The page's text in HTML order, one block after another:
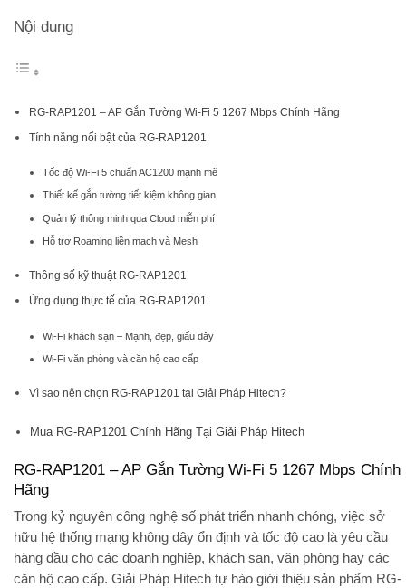
Nội dung
RG-RAP1201 – AP Gắn Tường Wi-Fi 5 1267 Mbps Chính Hãng
Tính năng nổi bật của RG-RAP1201
Tốc độ Wi-Fi 5 chuẩn AC1200 mạnh mẽ
Thiết kế gắn tường tiết kiệm không gian
Quản lý thông minh qua Cloud miễn phí
Hỗ trợ Roaming liền mạch và Mesh
Thông số kỹ thuật RG-RAP1201
Ứng dụng thực tế của RG-RAP1201
Wi-Fi khách sạn – Mạnh, đẹp, giấu dây
Wi-Fi văn phòng và căn hộ cao cấp
Vì sao nên chọn RG-RAP1201 tại Giải Pháp Hitech?
Mua RG-RAP1201 Chính Hãng Tại Giải Pháp Hitech
RG-RAP1201 – AP Gắn Tường Wi-Fi 5 1267 Mbps Chính
Hãng
Trong kỷ nguyên công nghệ số phát triển nhanh chóng, việc sở
hữu hệ thống mạng không dây ổn định và tốc độ cao là yêu cầu
hàng đầu cho các doanh nghiệp, khách sạn, văn phòng hay các
căn hộ cao cấp. Giải Pháp Hitech tự hào giới thiệu sản phẩm RG-